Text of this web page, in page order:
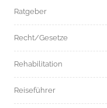
Ratgeber
Recht/Gesetze
Rehabilitation
Reiseführer